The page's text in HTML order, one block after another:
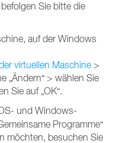
Sie bitte die
auf der Windows
virtuellen Maschine >
„Ändern“ > wählen Sie
Sie auf „OK“.
und Windows-
Programme“
möchten, besuchen Sie